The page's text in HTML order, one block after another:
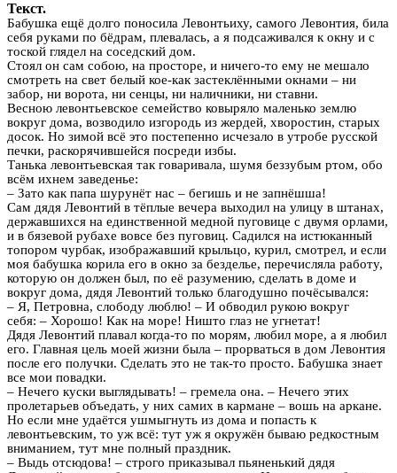
Текст.
Бабушка ещё долго поносила Левонтьиху, самого Левонтия, била
себя руками по бёдрам, плевалась, а я подсаживался к окну и с
тоской глядел на соседский дом.
Стоял он сам собою, на просторе, и ничего-то ему не мешало
смотреть на свет белый кое-как застеклёнными окнами – ни
забор, ни ворота, ни сенцы, ни наличники, ни ставни.
Весною левонтьевское семейство ковыряло маленько землю
вокруг дома, возводило изгородь из жердей, хворостин, старых
досок. Но зимой всё это постепенно исчезало в утробе русской
печки, раскорячившейся посреди избы.
Танька левонтьевская так говаривала, шумя беззубым ртом, обо
всём ихнем заведенье:
– Зато как папа шурунёт нас – бегишь и не запнёшша!
Сам дядя Левонтий в тёплые вечера выходил на улицу в штанах,
державшихся на единственной медной пуговице с двумя орлами,
и в бязевой рубахе вовсе без пуговиц. Садился на истюканный
топором чурбак, изображавший крыльцо, курил, смотрел, и если
моя бабушка корила его в окно за безделье, перечисляла работу,
которую он должен был, по её разумению, сделать в доме и
вокруг дома, дядя Левонтий только благодушно почёсывался:
– Я, Петровна, слободу люблю! – И обводил рукою вокруг
себя: – Хорошо! Как на море! Ништо глаз не угнетат!
Дядя Левонтий плавал когда-то по морям, любил море, а я любил
его. Главная цель моей жизни была – прорваться в дом Левонтия
после его получки. Сделать это не так-то просто. Бабушка знает
все мои повадки.
– Нечего куски выглядывать! – гремела она. – Нечего этих
пролетарьев объедать, у них самих в кармане – вошь на аркане.
Но если мне удаётся ушмыгнуть из дома и попасть к
левонтьевским, то уж всё: тут уж я окружён бываю редкостным
вниманием, тут мне полный праздник.
– Выдь отсюдова! – строго приказывал пьяненький дядя